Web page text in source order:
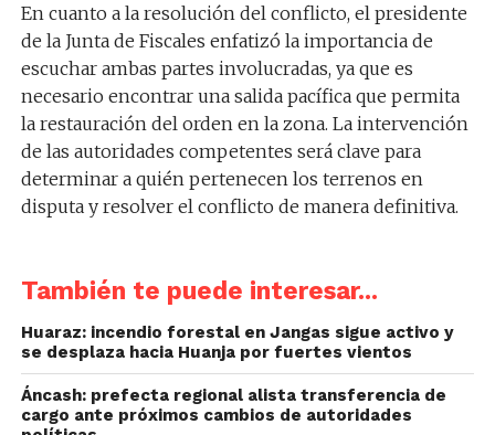
En cuanto a la resolución del conflicto, el presidente
de la Junta de Fiscales enfatizó la importancia de
escuchar ambas partes involucradas, ya que es
necesario encontrar una salida pacífica que permita
la restauración del orden en la zona. La intervención
de las autoridades competentes será clave para
determinar a quién pertenecen los terrenos en
disputa y resolver el conflicto de manera definitiva.
También te puede interesar...
Huaraz: incendio forestal en Jangas sigue activo y
se desplaza hacia Huanja por fuertes vientos
Áncash: prefecta regional alista transferencia de
cargo ante próximos cambios de autoridades